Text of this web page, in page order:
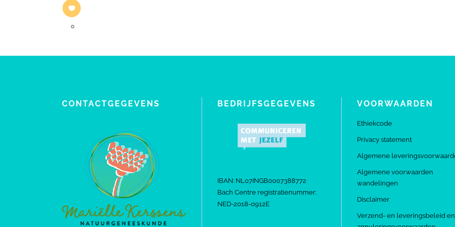
0
CONTACTGEGEVENS BEDRIJFSGEGEVENS
IBAN: NL07INGB0007388772
Bach Centre registratienummer:
NED-2018-0912E
VOORWAARDEN
Ethiekcode
Privacy statement
Algemene
Algemene voorwaarden
wandelingen
Disclaimer
Verzend- en leveringsbeleid en